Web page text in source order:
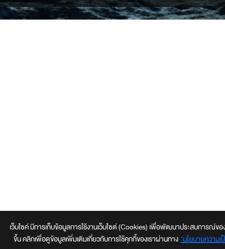
เว็บไซค์ มีการเก็บข้อมูลการใช้งานเว็บไซต์ (Cookies) เพื่อพัฒนาประสบการณ์ขอ
ขึ้น คลิกเพื่อดูข้อมูลเพิ่มเติมเกี่ยวกับการใช้คุกกี้ของเราผ่านทาง‘นโยบายความ